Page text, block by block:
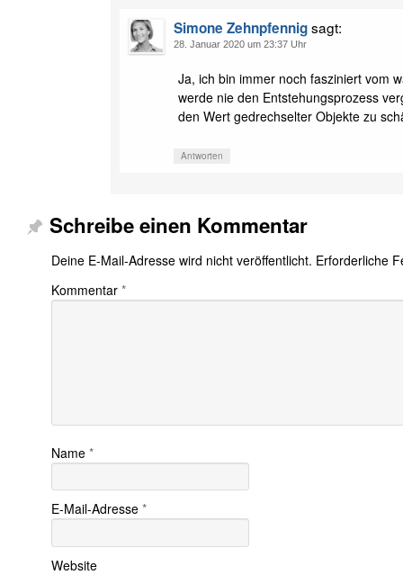
Simone Zehnpfennigsagt:
28. Januar 2020 um 23:37 Uhr
Ja, ich bin immer noch fasziniert vom
werde nie den Entstehungsprozess
den Wert gedrechselter Objekte zu
Antworten
Schreibe einen Kommentar
Deine E-Mail-Adresse wird nicht veröffentlicht. Erforderliche
Kommentar *
Name *
E-Mail-Adresse *
Website